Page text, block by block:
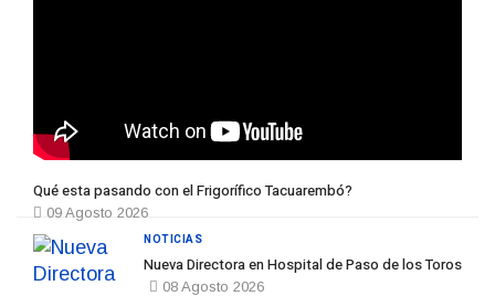
Qué esta pasando con el Frigorífico Tacuarembó?
09 Agosto 2026
Nueva Directora en Hospital de Paso de los Toros
08 Agosto 2026
NOTICIAS